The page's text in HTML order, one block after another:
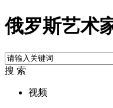
俄罗斯艺术
搜 索
视频